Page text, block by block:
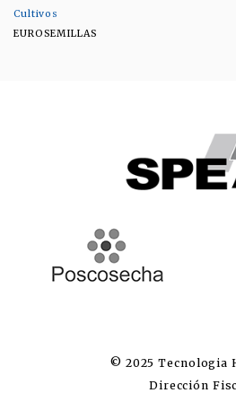
Cultivos
EUROSEMILLAS
© 2025 Tecnologia
Dirección